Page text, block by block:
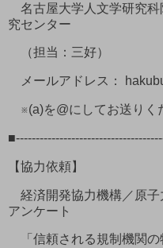
名古屋大学人文学研究科
究センター
（担当：三好）
メールアドレス：
※(a)を@にしてお送りく
【協力依頼】
経済開発協力機構／原子
アンケート
「信頼される規制機関の